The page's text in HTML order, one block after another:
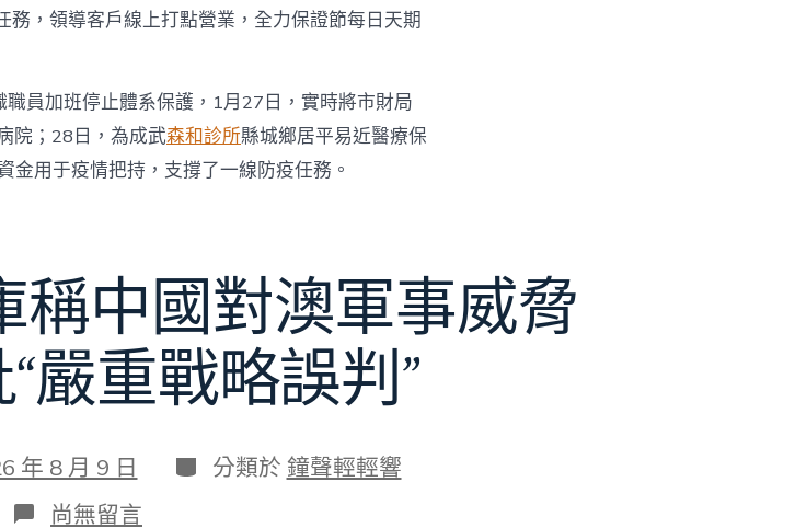
務，領導客戶線上打點營業，全力保證節每日天期
員加班停止體系保護，1月27日，實時將市財局
院；28日，為成武森和診所縣城鄉居平易近醫療保
金用于疫情把持，支撐了一線防疫任務。
稱中國對澳軍事威脅
嚴重戰略誤判”
年 8 月 9 日 分
類
分類於 鐘聲輕輕響
在
尚無留言